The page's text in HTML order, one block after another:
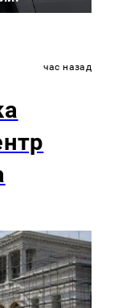
час назад